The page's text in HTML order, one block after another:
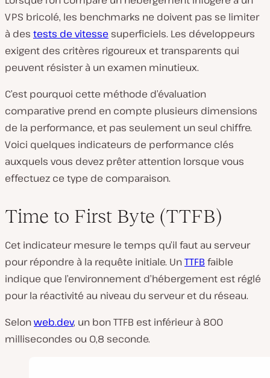
VPS bricolé, les benchmarks ne doivent pas se limiter
à des tests de vitesse superficiels. Les développeurs
exigent des critères rigoureux et transparents qui
peuvent résister à un examen minutieux.
C’est pourquoi cette méthode d’évaluation
comparative prend en compte plusieurs dimensions
de la performance, et pas seulement un seul chiffre.
Voici quelques indicateurs de performance clés
auxquels vous devez prêter attention lorsque vous
effectuez ce type de comparaison.
Time to First Byte (TTFB)
Cet indicateur mesure le temps qu’il faut au serveur
pour répondre à la requête initiale. UnTTFB faible
indique que l’environnement d’hébergement est réglé
pour la réactivité au niveau du serveur et du réseau.
Selonweb.dev, un bon TTFB est inférieur à 800
millisecondes ou 0,8 seconde.